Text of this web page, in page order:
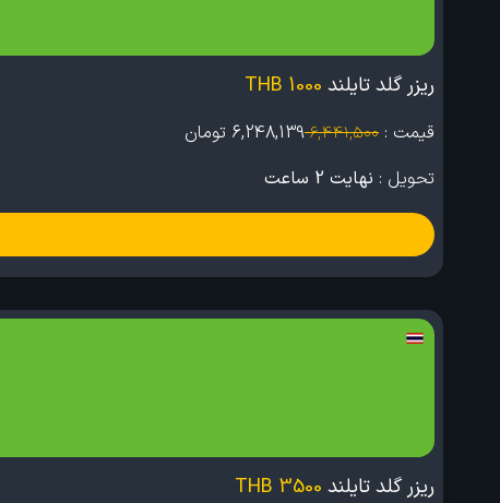
ریزر گلد تایلند 1000 THB
قیمت : 6,441,500
6,248,139 تومان
تحویل : نهایت 2 ساعت
ریزر گلد تایلند 3500 THB